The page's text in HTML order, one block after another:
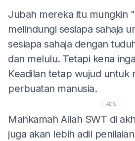
Jubah mereka itu mungkin
melindungi sesiapa sahaja
sesiapa sahaja dengan
dan melulu. Tetapi kena
Keadilan tetap wujud untuk
perbuatan manusia.
ADS
Mahkamah Allah SWT di
juga akan lebih adil